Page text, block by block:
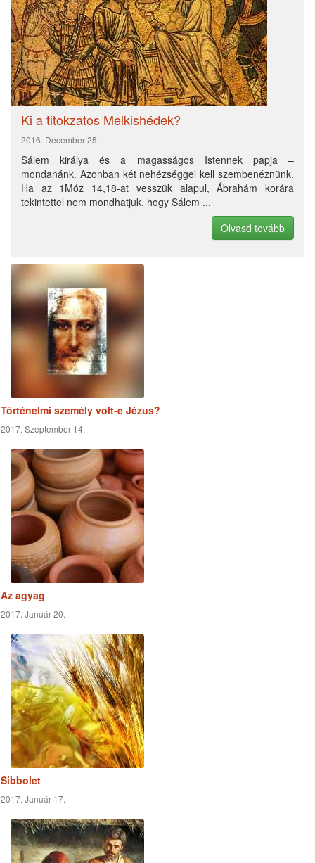
Ki a titokzatos Melkishédek?
2016. December 25.
Sálem királya és a magasságos Istennek papja –
mondanánk. Azonban két nehézséggel kell szembenéznünk.
Ha az 1Móz 14,18-at vesszük alapul, Ábrahám korára
tekintettel nem mondhatjuk, hogy Sálem ...
Olvasd tovább
Történelmi személy volt-e Jézus?
2017. Szeptember 14.
Az agyag
2017. Január 20.
Sibbolet
2017. Január 17.